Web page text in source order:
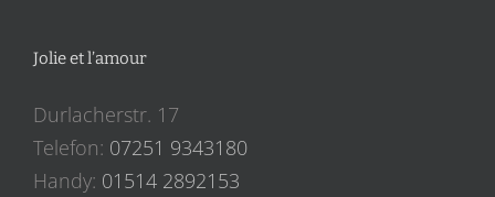
Jolie et l’amour
Durlacherstr. 17
Telefon: 07251 9343180
Handy: ‎01514 2892153